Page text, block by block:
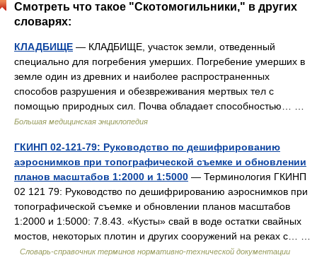
Смотреть что такое "Скотомогильники," в других
словарях:
КЛАДБИЩЕ — КЛАДБИЩЕ, участок земли, отведенный
специально для погребения умерших. Погребение умерших в
земле один из древних и наиболее распространенных
способов разрушения и обезвреживания мертвых тел с
помощью природных сил. Почва обладает способностью… …
Большая медицинская энциклопедия
ГКИНП 02-121-79: Руководство по дешифрированию
аэроснимков при топографической съемке и обновлении
планов масштабов 1:2000 и 1:5000 — Терминология ГКИНП
02 121 79: Руководство по дешифрированию аэроснимков при
топографической съемке и обновлении планов масштабов
1:2000 и 1:5000: 7.8.43. «Кусты» свай в воде остатки свайных
мостов, некоторых плотин и других сооружений на реках с… …
Словарь-справочник терминов нормативно-технической документации